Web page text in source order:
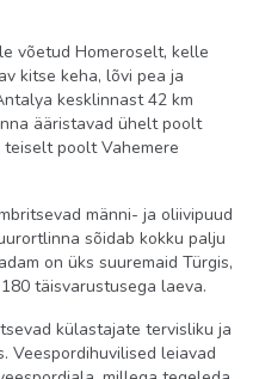
võetud Homeroselt, kelle
kitse keha, lõvi pea ja
kesklinnast 42 km
ääristavad ühelt poolt
poolt Vahemere
männi- ja oliivipuud
sõidab kokku palju
on üks suuremaid Türgis,
täisvarustusega laeva.
külastajate tervisliku ja
Veespordihuvilised leiavad